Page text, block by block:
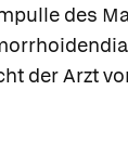
des
der Arzt